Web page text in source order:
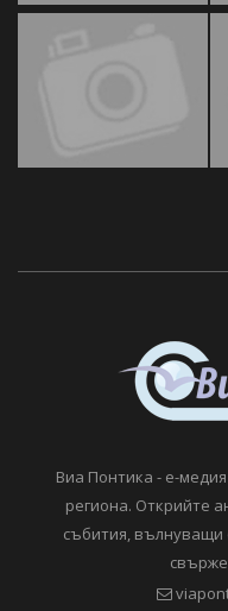
Виа Понтика - е-
региона. Открийте
събития, вълнуващи